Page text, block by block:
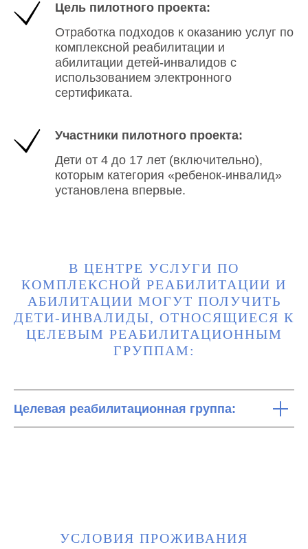
Цель пилотного проекта:
Отработка подходов к оказанию услуг по
комплексной реабилитации и
абилитации детей-инвалидов с
использованием электронного
сертификата.
Участники пилотного проекта:
Дети от 4 до 17 лет (включительно),
которым категория «ребенок-инвалид»
установлена впервые.
В ЦЕНТРЕ УСЛУГИ ПО
КОМПЛЕКСНОЙ РЕАБИЛИТАЦИИ И
АБИЛИТАЦИИ МОГУТ ПОЛУЧИТЬ
ДЕТИ-ИНВАЛИДЫ, ОТНОСЯЩИЕСЯ К
ЦЕЛЕВЫМ РЕАБИЛИТАЦИОННЫМ
ГРУППАМ:
Целевая реабилитационная группа:
УСЛОВИЯ ПРОЖИВАНИЯ